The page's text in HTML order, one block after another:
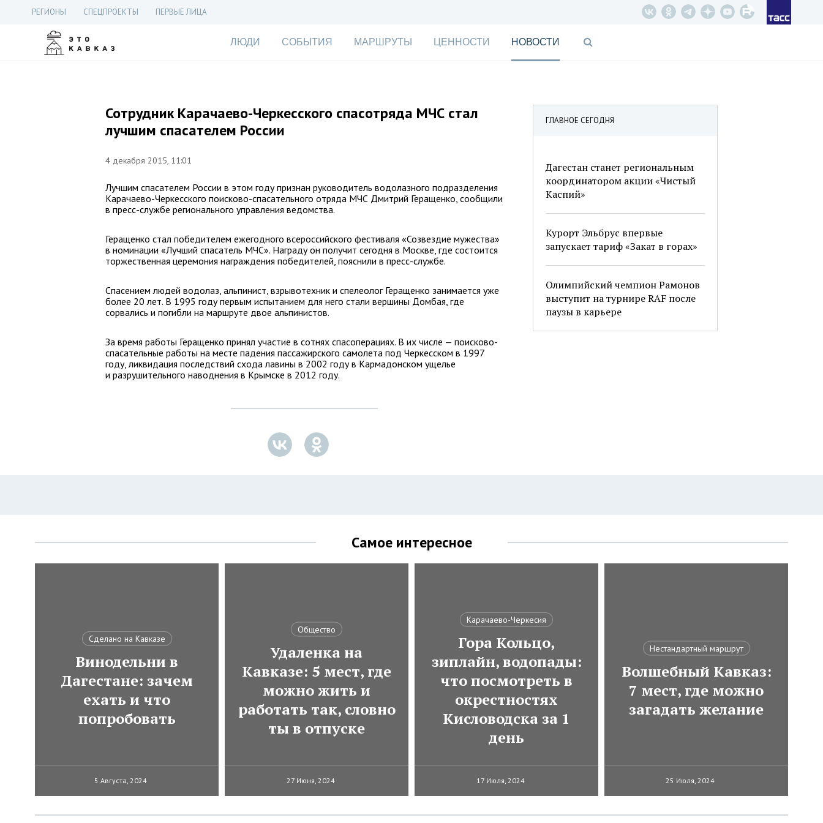
РЕГИОНЫ СПЕЦПРОЕКТЫ ПЕРВЫЕ ЛИЦА
ЛЮДИ СОБЫТИЯ МАРШРУТЫ ЦЕННОСТИ НОВОСТИ
ГЛАВНОЕ СЕГОДНЯ
Дагестан станет региональным
координатором акции «Чистый
Каспий»
Курорт Эльбрус впервые
запускает тариф «Закат в горах»
Олимпийский чемпион Рамонов
выступит на турнире RAF после
паузы в карьере
Сотрудник Карачаево-Черкесского спасотряда МЧС стал
лучшим спасателем России
4 декабря 2015, 11:01
Лучшим спасателем России в этом году признан руководитель водолазного подразделения
Карачаево-Черкесского поисково-спасательного отряда МЧС Дмитрий Геращенко, сообщили
в пресс-службе регионального управления ведомства.
Геращенко стал победителем ежегодного всероссийского фестиваля «Созвездие мужества»
в номинации «Лучший спасатель МЧС». Награду он получит сегодня в Москве, где состоится
торжественная церемония награждения победителей, пояснили в пресс-службе.
Спасением людей водолаз, альпинист, взрывотехник и спелеолог Геращенко занимается уже
более 20 лет. В 1995 году первым испытанием для него стали вершины Домбая, где
сорвались и погибли на маршруте двое альпинистов.
За время работы Геращенко принял участие в сотнях спасоперациях. В их числе — поисково-
спасательные работы на месте падения пассажирского самолета под Черкесском в 1997
году, ликвидация последствий схода лавины в 2002 году в Кармадонском ущелье
и разрушительного наводнения в Крымске в 2012 году.
Самое интересное
Сделано на Кавказе
Винодельни в
Дагестане: зачем
ехать и что
попробовать
5 Августа, 2024
Общество
Удаленка на
Кавказе: 5 мест, где
можно жить и
работать так, словно
ты в отпуске
27 Июня, 2024
Карачаево-Черкесия
Гора Кольцо,
зиплайн, водопады:
что посмотреть в
окрестностях
Кисловодска за 1
день
17 Июля, 2024
Нестандартный маршрут
Волшебный Кавказ:
7 мест, где можно
загадать желание
25 Июля, 2024